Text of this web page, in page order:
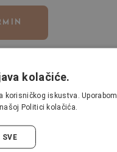
kolačiće.
korisničkog iskustva. Uporabom
Politici kolačića.
SVE